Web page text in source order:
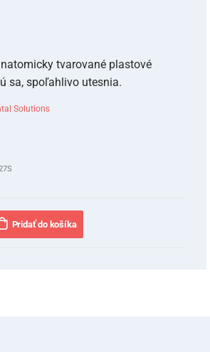
tvarované plastové
sa, spoľahlivo utesnia.
Solutions
Pridať do košíka